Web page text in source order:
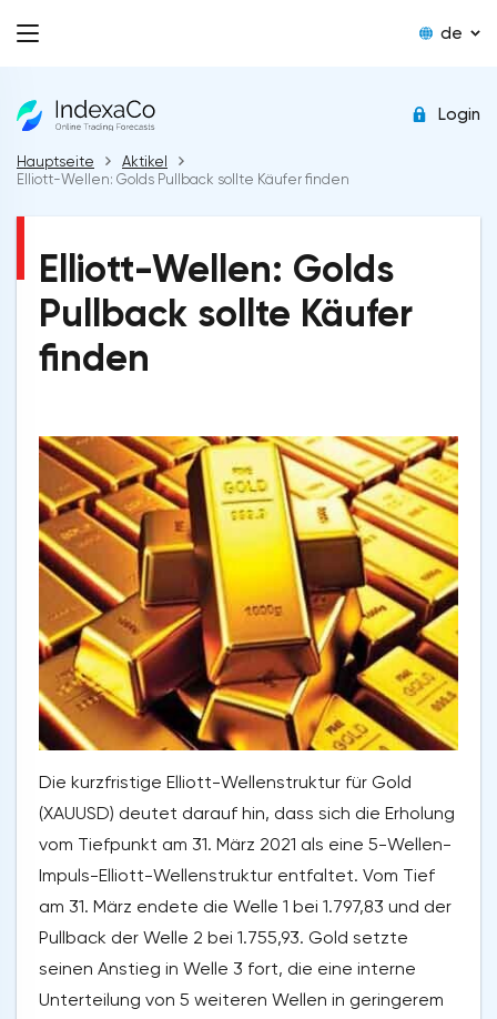
de
Login
Hauptseite
Aktikel
Elliott-Wellen: Golds Pullback sollte Käufer finden
Elliott-Wellen: Golds
Pullback sollte Käufer
finden
Die kurzfristige Elliott-Wellenstruktur für Gold
(XAUUSD) deutet darauf hin, dass sich die Erholung
vom Tiefpunkt am 31. März 2021 als eine 5-Wellen-
Impuls-Elliott-Wellenstruktur entfaltet. Vom Tief
am 31. März endete die Welle 1 bei 1.797,83 und der
Pullback der Welle 2 bei 1.755,93. Gold setzte
seinen Anstieg in Welle 3 fort, die eine interne
Unterteilung von 5 weiteren Wellen in geringerem